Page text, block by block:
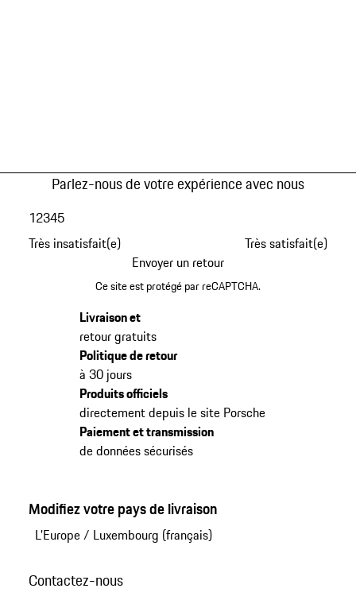
Parlez-nous de votre expérience avec nous
Très insatisfait(e)
12345
Très satisfait(e)
Envoyer un retour
Ce site est protégé par reCAPTCHA.
Livraison et
retour gratuits
Politique de retour
à 30 jours
Produits officiels
directement depuis le site Porsche
Paiement et transmission
de données sécurisés
Modifiez votre pays de livraison
L'Europe/ Luxembourg (français)
Contactez-nous